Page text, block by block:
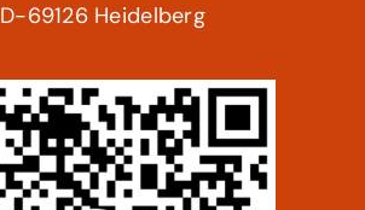
D-69126 Heidelberg